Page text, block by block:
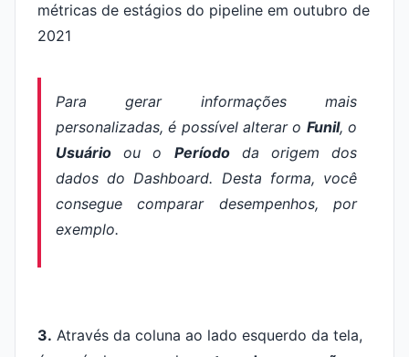
Para gerar informações mais
personalizadas, é possível alterar o Funil, o
Usuário ou o Períododa origem dos
dados do Dashboard. Desta forma, você
consegue comparar desempenhos, por
exemplo.
3. Através da coluna ao lado esquerdo da tela,